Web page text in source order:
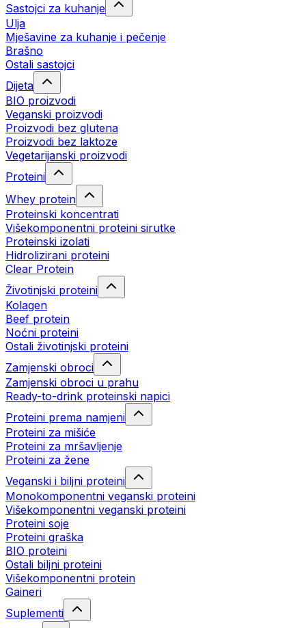
Sastojci za kuhanje
Ulja
Mješavine za kuhanje i pečenje
Brašno
Ostali sastojci
Dijeta
BIO proizvodi
Veganski proizvodi
Proizvodi bez glutena
Proizvodi bez laktoze
Vegetarijanski proizvodi
Proteini
Whey protein
Proteinski koncentrati
Višekomponentni proteini sirutke
Proteinski izolati
Hidrolizirani proteini
Clear Protein
Životinjski proteini
Kolagen
Beef protein
Noćni proteini
Ostali životinjski proteini
Zamjenski obroci
Zamjenski obroci u prahu
Ready-to-drink proteinski napici
Proteini prema namjeni
Proteini za mišiće
Proteini za mršavljenje
Proteini za žene
Veganski i biljni proteini
Monokomponentni veganski proteini
Višekomponentni veganski proteini
Proteini soje
Proteini graška
BIO proteini
Ostali biljni proteini
Višekomponentni protein
Gaineri
Suplementi